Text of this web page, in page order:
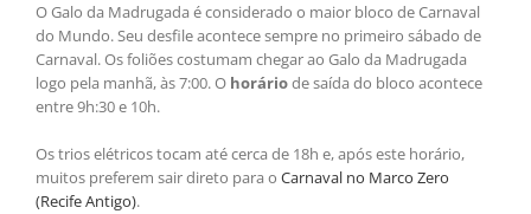
O Galo da Madrugada é considerado o maior bloco de Carnaval
do Mundo. Seu desfile acontece sempre no primeiro sábado de
Carnaval. Os foliões costumam chegar ao Galo da Madrugada
logo pela manhã, às 7:00. O horáriode saída do bloco acontece
entre 9h:30 e 10h.
Os trios elétricos tocam até cerca de 18h e, após este horário,
muitos preferem sair direto para o Carnaval no Marco Zero
(Recife Antigo).